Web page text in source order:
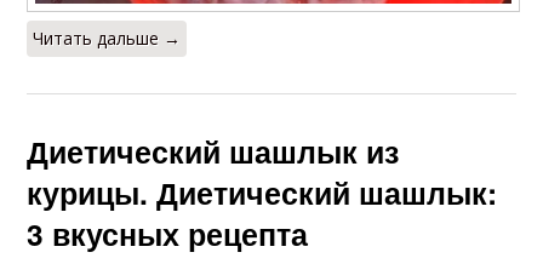
Читать дальше →
Диетический шашлык из
курицы. Диетический шашлык:
3 вкусных рецепта